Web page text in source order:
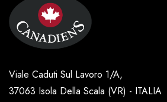
Viale Caduti Sul Lavoro 1/A,
37063 Isola Della Scala (VR) - ITALIA